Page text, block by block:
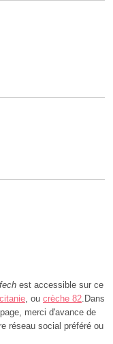
est accessible sur ce
, ou crèche 82.Dans
merci d'avance de
réseau social préféré ou